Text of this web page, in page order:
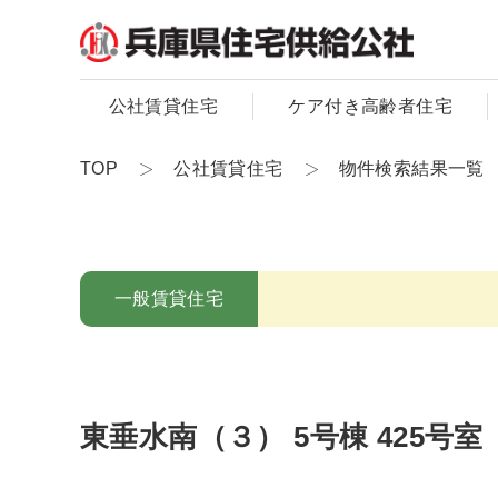
公社賃貸住宅 ケア付き高齢者住宅
TOP 公社賃貸住宅 物件検索結果一覧
一般賃貸住宅
東垂水南（３） 5号棟 425号室